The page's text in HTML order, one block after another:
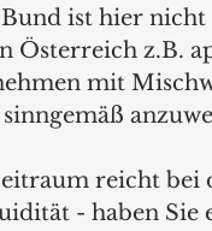
ist hier
Österreich z.B.
mit
reicht bei
- haben Sie